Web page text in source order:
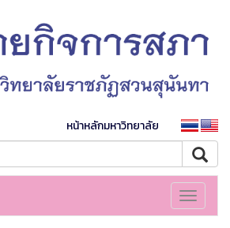
หน้าหลักมหาวิทยาลัย
Toggle